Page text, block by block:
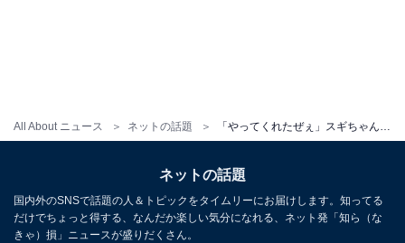
All About ニュース ネットの話題 「やってくれたぜぇ」スギちゃん、子どものいたずらに反響集まる！ 「声出して笑った」「可愛過ぎる」
ネットの話題
国内外のSNSで話題の人＆トピックをタイムリーにお届けします。知ってる
だけでちょっと得する、なんだか楽しい気分になれる、ネット発「知ら（な
きゃ）損」ニュースが盛りだくさん。